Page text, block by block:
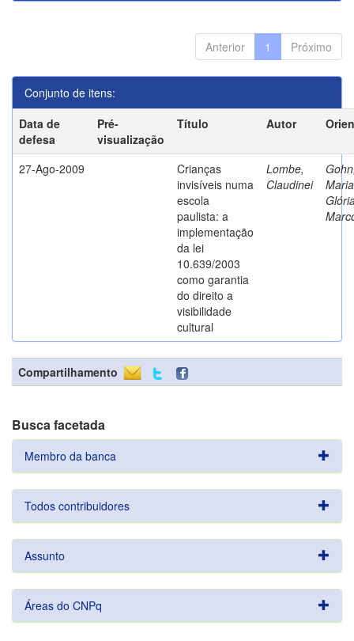
Anterior 1 Próximo
Conjunto de itens:
Data de
defesa
Pré-
visualização
Título Autor
27-Ago-2009
Crianças
invisíveis numa
escola
paulista: a
implementação
da lei
10.639/2003
como garantia
do direito a
visibilidade
cultural
Lombe,
Claudinei
Compartilhamento
Busca facetada
Membro da banca
Todos contribuidores
Assunto
Áreas do CNPq